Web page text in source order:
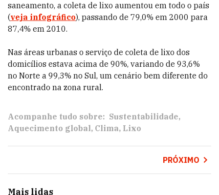
saneamento, a coleta de lixo aumentou em todo o país
(veja infográfico), passando de 79,0% em 2000 para
87,4% em 2010.
Nas áreas urbanas o serviço de coleta de lixo dos
domicílios estava acima de 90%, variando de 93,6%
no Norte a 99,3% no Sul, um cenário bem diferente do
encontrado na zona rural.
Acompanhe tudo sobre: Sustentabilidade
Aquecimento global Clima Lixo
PRÓXIMO
Mais lidas